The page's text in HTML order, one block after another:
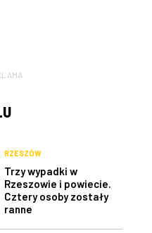
RZESZÓW
Trzy wypadki w
Rzeszowie i powiecie.
Cztery osoby zostały
ranne